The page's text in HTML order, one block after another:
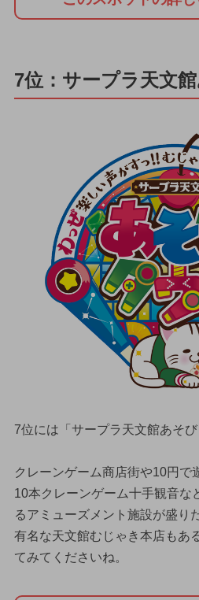
7位：サープラ天文
7位には「サープラ天文館あそ
クレーンゲーム商店街や10円で
10本クレーンゲーム十手観音な
るアミューズメント施設が盛り
有名な天文館むじゃき本店もあ
てみてくださいね。